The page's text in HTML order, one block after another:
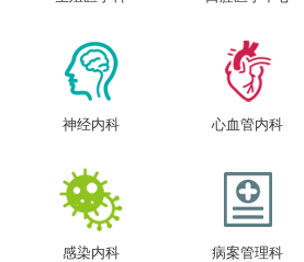
神经内科 心血管内科
感染内科 病案管理科